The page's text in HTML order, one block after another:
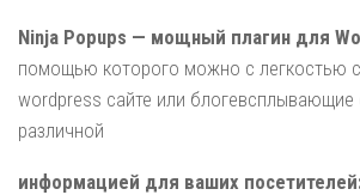
Ninja Popups — мощный плагин для
помощью которого можно с легкостью
wordpress сайте или блогевсплывающие
различной
информацией для ваших